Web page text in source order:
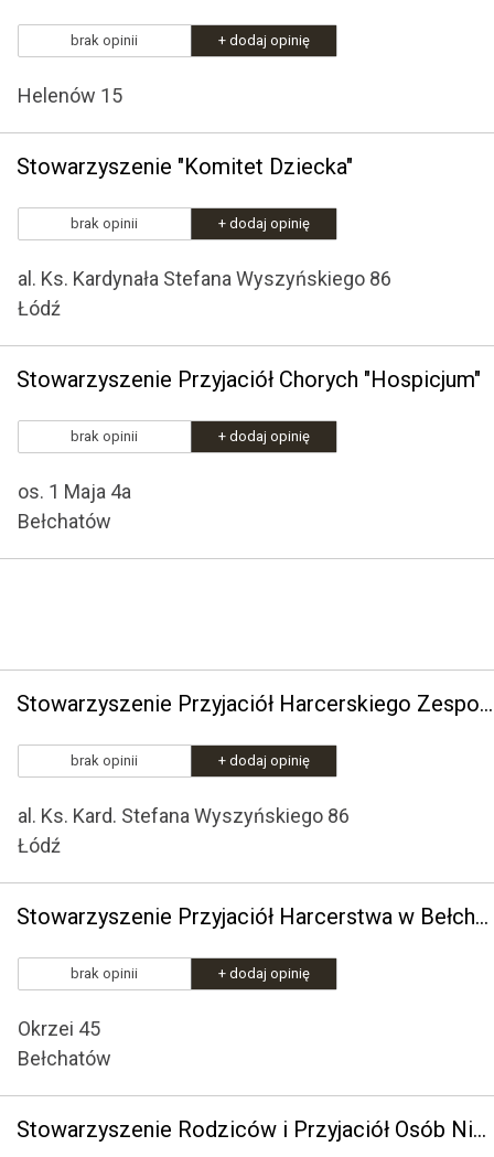
brak opinii + dodaj opinię
Helenów 15
Stowarzyszenie "Komitet Dziecka"
brak opinii + dodaj opinię
al. Ks. Kardynała Stefana Wyszyńskiego 86
Łódź
Stowarzyszenie Przyjaciół Chorych "Hospicjum"
brak opinii + dodaj opinię
os. 1 Maja 4a
Bełchatów
Stowarzyszenie Przyjaciół Harcerskiego Zespołu Artystycznego "Krajki"
brak opinii + dodaj opinię
al. Ks. Kard. Stefana Wyszyńskiego 86
Łódź
Stowarzyszenie Przyjaciół Harcerstwa w Bełchatowie
brak opinii + dodaj opinię
Okrzei 45
Bełchatów
Stowarzyszenie Rodziców i Przyjaciół Osób Niepełnosprawnych "Przystań"